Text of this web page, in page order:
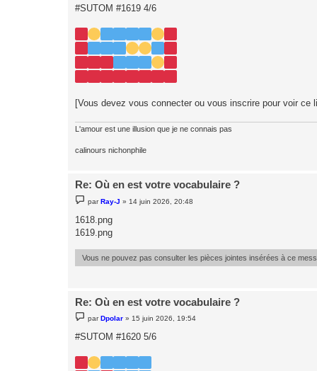
s
s
g
e
#SUTOM #1619 4/6
[Vous devez vous connecter ou vous inscrire pour voir ce
L'amour est une illusion que je ne connais pas
calinours nichonphile
Re: Où en est votre vocabulaire ?
e
s
s
a
e
parRay-J » 14 juin 2026, 20:48
1618.png
1619.png
Vous ne pouvez pas consulter les pièces jointes insérées à ce
Re: Où en est votre vocabulaire ?
e
s
s
g
e
parDpolar »15 juin 2026, 19:54
#SUTOM #1620 5/6